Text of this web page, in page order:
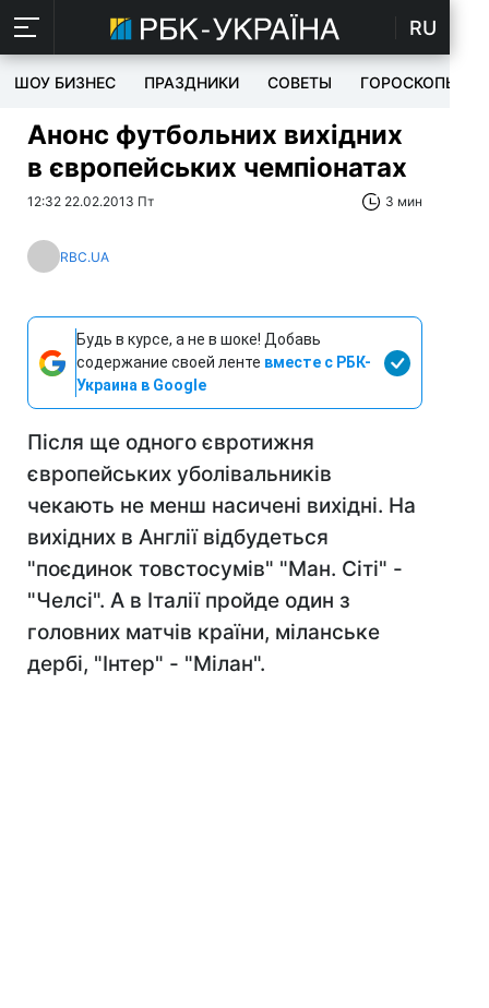
RU
ШОУ БИЗНЕС ПРАЗДНИКИ СОВЕТЫ ГОРОСКОПЫ
Анонс футбольних вихідних
в європейських чемпіонатах
12:32 22.02.2013 Пт 3 мин
RBC.UA
Будь в курсе, а не в шоке! Добавь
содержание своей ленте вместе с РБК-
Украина в Google
Після ще одного євротижня
європейських уболівальників
чекають не менш насичені вихідні. На
вихідних в Англії відбудеться
"поєдинок товстосумів" "Ман. Сіті" -
"Челсі". А в Італії пройде один з
головних матчів країни, міланське
дербі, "Інтер" - "Мілан".